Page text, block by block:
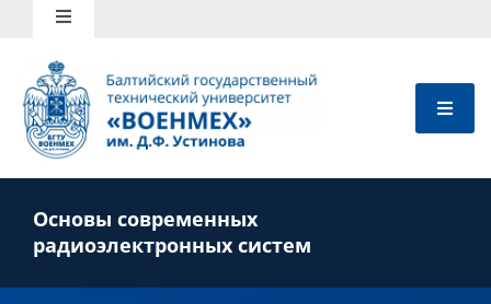
Toggle
Школьникам
Абитуриентам
Студентам
Преподавателям
Основы современных
радиоэлектронных систем